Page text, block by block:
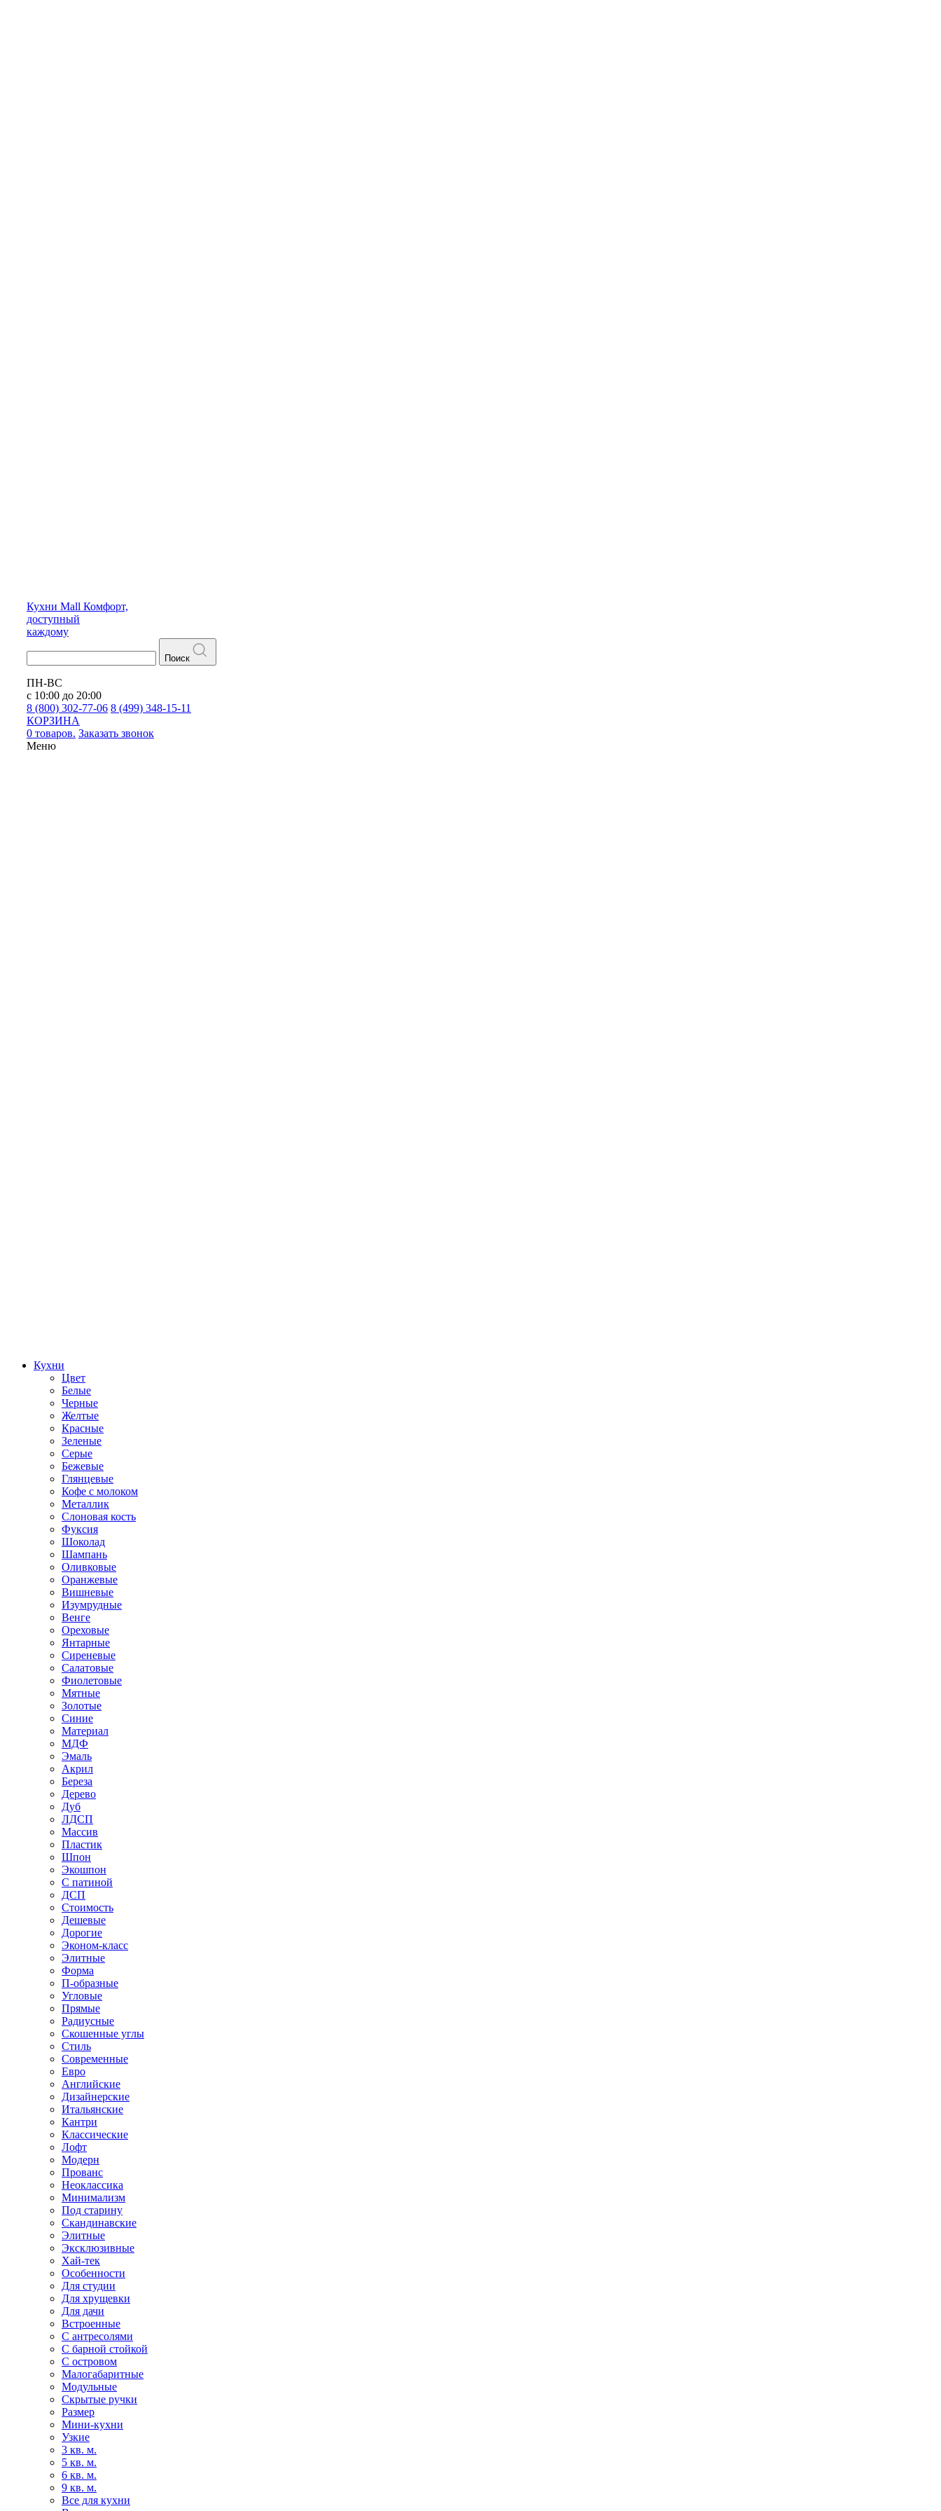
Кухни Mall Комфорт,
доступный
каждому
Поиск
ПН-ВС
с 10:00 до 20:00
8 (800) 302-77-06 8 (499) 348-15-11
КОРЗИНА
0 товаров. Заказать звонок
Меню
Кухни
Цвет
Белые
Черные
Желтые
Красные
Зеленые
Серые
Бежевые
Глянцевые
Кофе с молоком
Металлик
Слоновая кость
Фуксия
Шоколад
Шампань
Оливковые
Оранжевые
Вишневые
Изумрудные
Венге
Ореховые
Янтарные
Сиреневые
Салатовые
Фиолетовые
Мятные
Золотые
Синие
Материал
МДФ
Эмаль
Акрил
Береза
Дерево
Дуб
ЛДСП
Массив
Пластик
Шпон
Экошпон
С патиной
ДСП
Стоимость
Дешевые
Дорогие
Эконом-класс
Элитные
Форма
П-образные
Угловые
Прямые
Радиусные
Скошенные углы
Стиль
Современные
Евро
Английские
Дизайнерские
Итальянские
Кантри
Классические
Лофт
Модерн
Прованс
Неоклассика
Минимализм
Под старину
Скандинавские
Элитные
Эксклюзивные
Хай-тек
Особенности
Для студии
Для хрущевки
Для дачи
Встроенные
С антресолями
С барной стойкой
С островом
Малогабаритные
Модульные
Скрытые ручки
Размер
Мини-кухни
Узкие
3 кв. м.
5 кв. м.
6 кв. м.
9 кв. м.
Все для кухни